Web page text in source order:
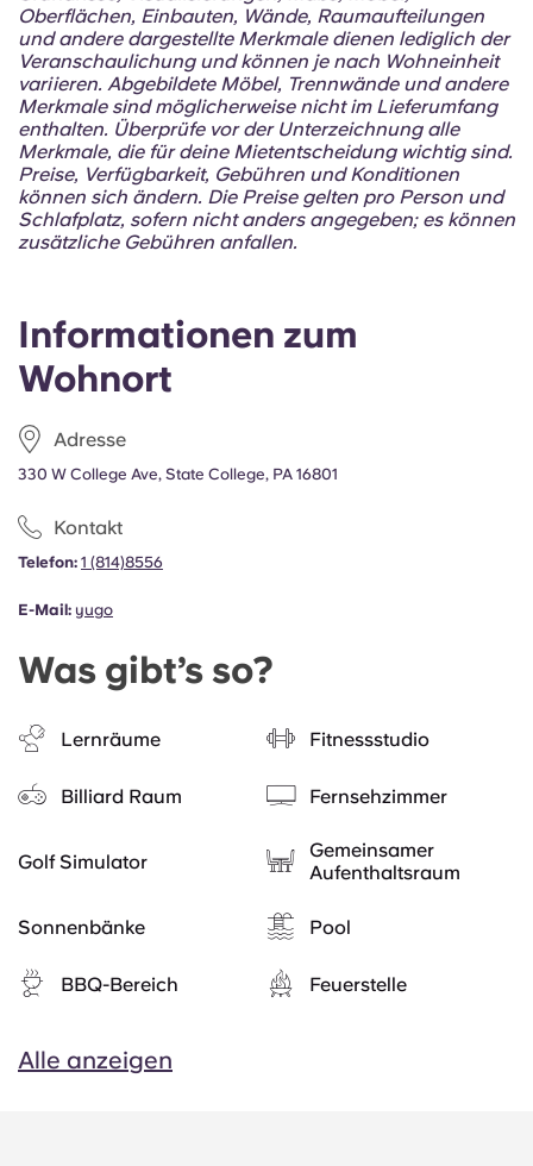
Informationen zum
Wohnort
Adresse
330 W College Ave, State College, PA 16801
Kontakt
Telefon: 1 (814)8556
E-Mail: yugo
Was gibt’s so?
Lernräume Fitnessstudio
Billiard Raum Fernsehzimmer
Golf Simulator
Gemeinsamer
Aufenthaltsraum
Sonnenbänke Pool
BBQ-Bereich Feuerstelle
Alle anzeigen
Oberflächen, Einbauten, Wände, Raumaufteilungen
und andere dargestellte Merkmale dienen lediglich der
Veranschaulichung und können je nach Wohneinheit
variieren. Abgebildete Möbel, Trennwände und andere
Merkmale sind möglicherweise nicht im Lieferumfang
enthalten. Überprüfe vor der Unterzeichnung alle
Merkmale, die für deine Mietentscheidung wichtig sind.
Preise, Verfügbarkeit, Gebühren und Konditionen
können sich ändern. Die Preise gelten pro Person und
Schlafplatz, sofern nicht anders angegeben; es können
zusätzliche Gebühren anfallen.